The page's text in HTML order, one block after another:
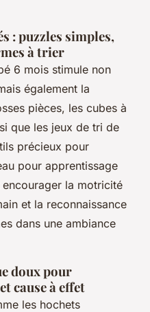
: puzzles simples,
à trier
6 mois stimule non
également la
pièces, les cubes à
que les jeux de tri de
précieux pour
pour apprentissage
la motricité
et la reconnaissance
dans une ambiance
doux pour
cause à effet
les hochets